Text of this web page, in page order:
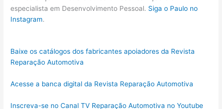
especialista em Desenvolvimento Pessoal. Siga o Paulo no
Instagram.
Baixe os catálogos dos fabricantes apoiadores da Revista
Reparação Automotiva
Acesse a banca digital da Revista Reparação Automotiva
Inscreva-se no Canal TV Reparação Automotiva no Youtube